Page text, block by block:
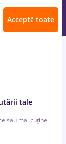
tale
sau mai puține
Acceptă toate